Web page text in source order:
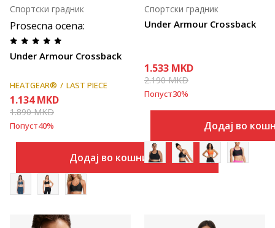
Prosecna ocena:
Under Armour Crossback
Спортски градник
HEATGEAR® LAST PIECE
1.134 MKD
1.890MKD
Попуст40%
Додај во кошничка
Under Armour Crossback
Спортски градник
1.533 MKD
2.190MKD
Попуст30%
Додај во